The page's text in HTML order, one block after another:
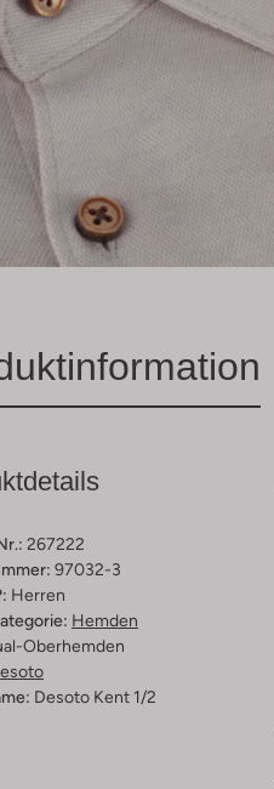
267222
97032-3
Herren
Hemden
Oberhemden
Desoto Kent 1/2